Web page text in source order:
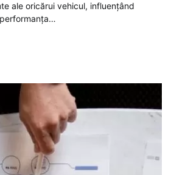
ale oricărui vehicul, influențând